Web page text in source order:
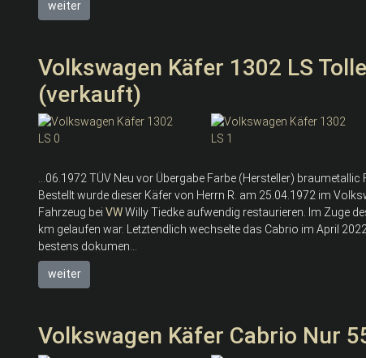
weiter
Volkswagen Käfer 1302 LS
(verkauft)
...06.1972 TÜV Neu vor Übergabe Farbe (Hersteller)
Bestellt wurde dieser Käfer von Herrn R. am 25.04.1972 im
Fahrzeug bei VWWilly Tiedke aufwendig restaurieren. Im Zuge
km gelaufen war. Letztendlich wechselte das Cabrio im April
bestens dokumen...
weiter
Volkswagen Käfer Cabrio Nur